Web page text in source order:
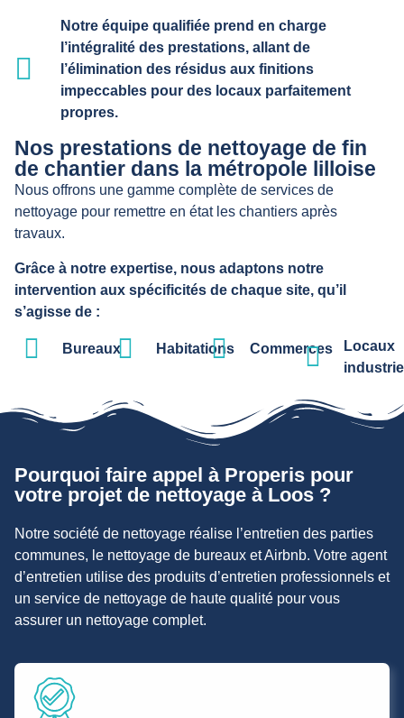
Notre équipe qualifiée prend en charge
l’intégralité des prestations, allant de
l’élimination des résidus aux finitions
impeccables pour des locaux parfaitement
propres.
Nos prestations de nettoyage de fin
de chantier dans la métropole lilloise
Nous offrons une gamme complète de services de
nettoyage pour remettre en état les chantiers après
travaux.
Grâce à notre expertise, nous adaptons notre
intervention aux spécificités de chaque site, qu’il
s’agisse de :
Bureaux Habitations Commerces
Locaux
Pourquoi faire appel à Properis pour
votre projet de nettoyage à Loos ?
Notre société de nettoyage réalise l’entretien des parties
communes, le nettoyage de bureaux et Airbnb. Votre agent
d’entretien utilise des produits d’entretien professionnels et
un service de nettoyage de haute qualité pour vous
assurer un nettoyage complet.